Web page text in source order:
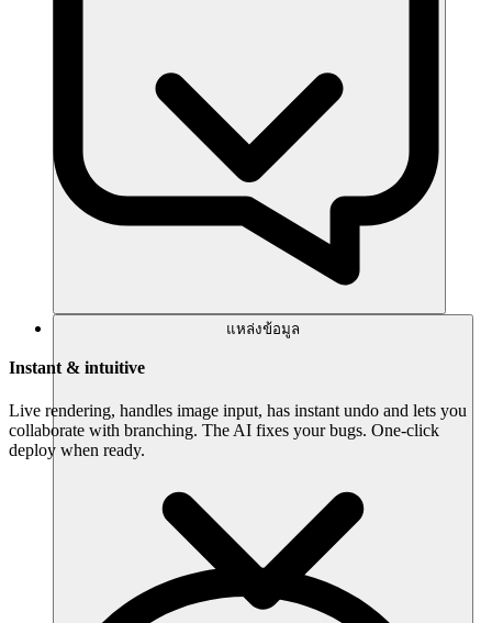
แหล่งข้อมูล
Instant & intuitive
Live rendering, handles image input, has instant undo and lets you
collaborate with branching. The AI fixes your bugs. One-click
deploy when ready.